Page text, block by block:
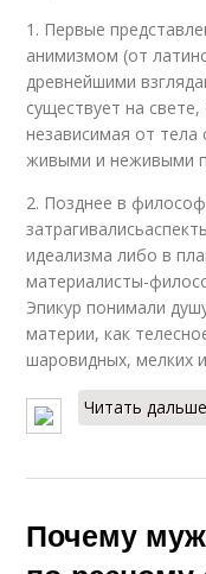
1. Первые
анимизмом (от
древнейшими
существует на
независимая от
живыми и неживыми
2. Позднее в
идеализма либо в
материалисты-
Эпикур понимали
материи, как
шаровидных, мелких
Читать
Почему